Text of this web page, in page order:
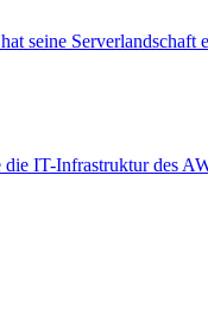
seine
IT-Infrastruktur des